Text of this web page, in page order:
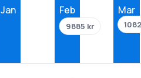
Jan Feb
9885 kr
Mar